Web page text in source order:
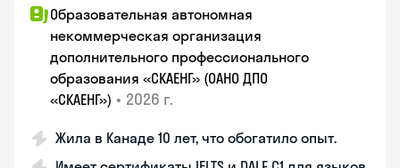
Образовательная автономная
некоммерческая организация
дополнительного профессионального
образования «СКАЕНГ» (ОАНО ДПО
«СКАЕНГ») • 2026 г.
Жила в Канаде 10 лет, что обогатило опыт.